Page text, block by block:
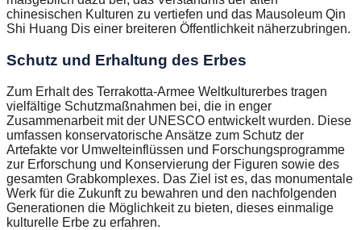
chinesischen Kulturen zu vertiefen und das Mausoleum Qin
Shi Huang Dis einer breiteren Öffentlichkeit näherzubringen.
Schutz und Erhaltung des Erbes
Zum Erhalt des Terrakotta-Armee Weltkulturerbes tragen
vielfältige Schutzmaßnahmen bei, die in enger
Zusammenarbeit mit der UNESCO entwickelt wurden. Diese
umfassen konservatorische Ansätze zum Schutz der
Artefakte vor Umwelteinflüssen und Forschungsprogramme
zur Erforschung und Konservierung der Figuren sowie des
gesamten Grabkomplexes. Das Ziel ist es, das monumentale
Werk für die Zukunft zu bewahren und den nachfolgenden
Generationen die Möglichkeit zu bieten, dieses einmalige
kulturelle Erbe zu erfahren.